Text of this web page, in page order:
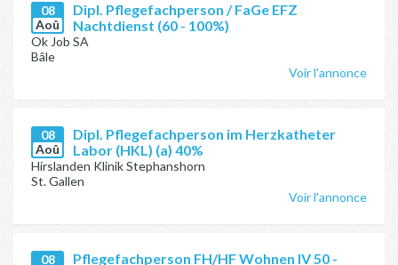
08
Aoû
Dipl. Pflegefachperson / FaGe EFZ
Nachtdienst (60 - 100%)
Ok Job SA
Bâle
Voir l'annonce
08
Aoû
Dipl. Pflegefachperson im Herzkatheter
Labor (HKL) (a) 40%
Hirslanden Klinik Stephanshorn
St. Gallen
Voir l'annonce
08
Pflegefachperson FH/HF Wohnen IV 50 -